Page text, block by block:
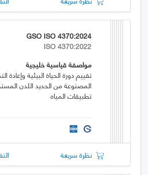
GSO ISO 4370:2024
ISO 4370:2022
مواصفة قياسية خليجية
تقييم دورة الحياة البيئية وإعادة
المصنوعة من الحديد اللدن
تطبيقات المياه
نظرة سريعة